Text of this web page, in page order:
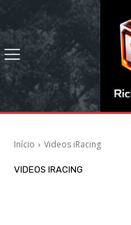
Início Videos iRacing
VIDEOS IRACING